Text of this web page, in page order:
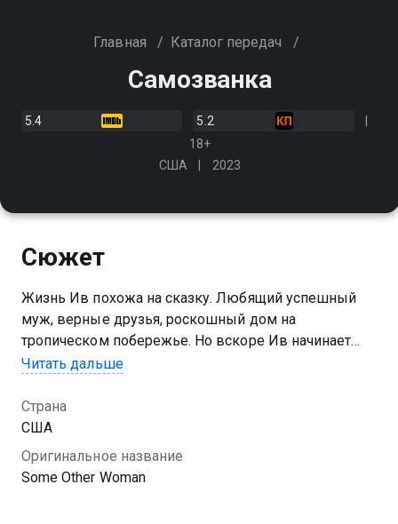
Главная / Каталог передач /
Самозванка
5.4
5.2
18+
США
2023
Сюжет
Жизнь Ив похожа на сказку. Любящий успешный
муж, верные друзья, роскошный дом на
тропическом побережье. Но вскоре Ив начинает
преследовать таинственная девушка, с появлением
глазах
Читать дальше
Страна
США
Оригинальное название
Some Other Woman